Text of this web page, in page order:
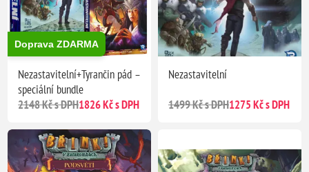
Doprava ZDARMA
Nezastavitelní+Tyrančin pád –
speciální bundle
2148 Kč s DPH1826 Kč s DPH
Nezastavitelní
1499 Kč s DPH1275 Kč s DPH